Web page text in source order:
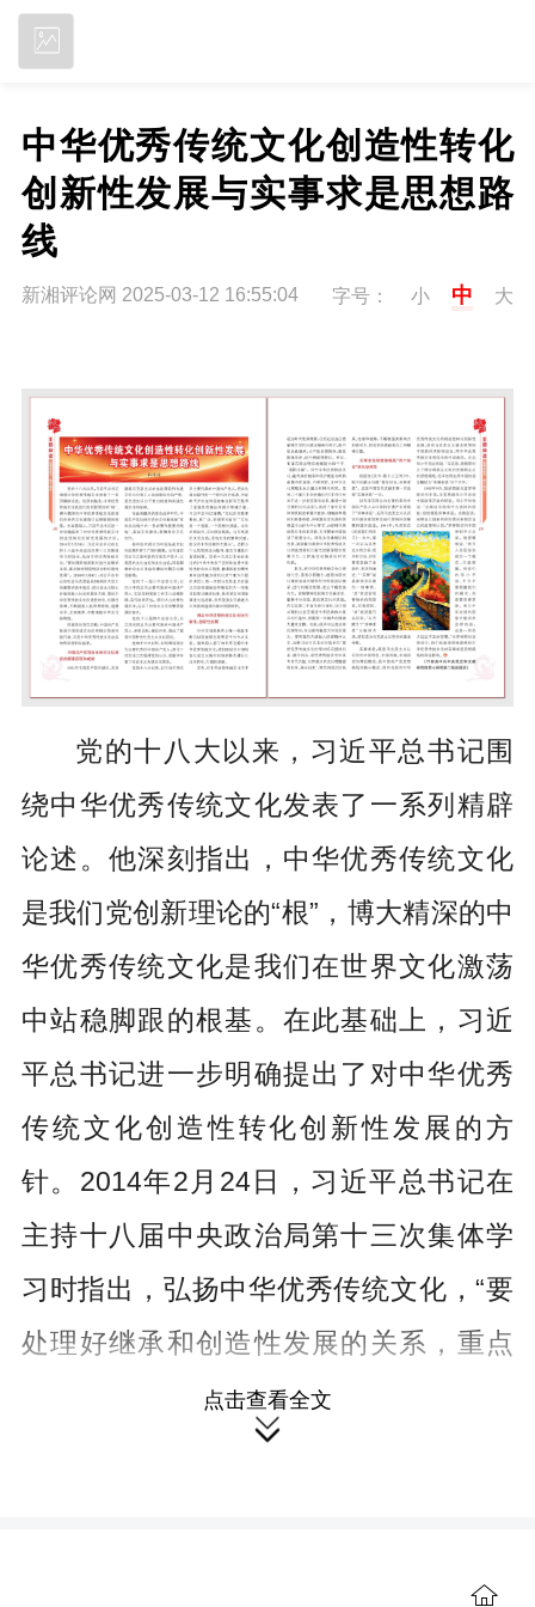
中华优秀传统文化创造性转化
创新性发展与实事求是思想路
线
新湘评论网 2025-03-12 16:55:04 字号： 小 中 大
党的十八大以来，习近平总书记围
绕中华优秀传统文化发表了一系列精辟
论述。他深刻指出，中华优秀传统文化
是我们党创新理论的“根”，博大精深的中
华优秀传统文化是我们在世界文化激荡
中站稳脚跟的根基。在此基础上，习近
平总书记进一步明确提出了对中华优秀
传统文化创造性转化创新性发展的方
针。2014年2月24日，习近平总书记在
主持十八届中央政治局第十三次集体学
习时指出，弘扬中华优秀传统文化，“要
处理好继承和创造性发展的关系，重点
做好创造性转化和创新性发展”。2018年
5月4日，习近平总书记在纪念马克思诞
点击查看全文
